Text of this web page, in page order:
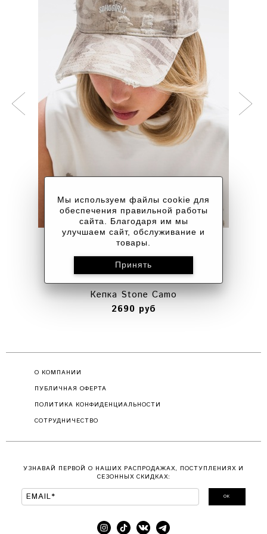
Кепка Stone Camo
2690 руб
Мы используем файлы cookie для
обеспечения правильной работы
сайта. Благодаря им мы
улучшаем сайт, обслуживание и
товары.
О КОМПАНИИ
ПУБЛИЧНАЯ ОФЕРТА
ПОЛИТИКА КОНФИДЕНЦИАЛЬНОСТИ
СОТРУДНИЧЕСТВО
УЗНАВАЙ ПЕРВОЙ О НАШИХ РАСПРОДАЖАХ, ПОСТУПЛЕНИЯХ И
СЕЗОННЫХ СКИДКАХ:
ОК